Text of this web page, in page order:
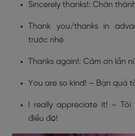
Sincerely thanks!: Chân
Thank you/thanks in
trước nhé
Thanks again!: Cảm ơn lần
You are so kind! – Bạn quá
I really appreciate it! –
điều đó!